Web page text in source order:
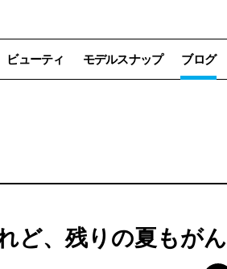
ビューティ モデルスナップ ブログ
ど、残りの夏もがん